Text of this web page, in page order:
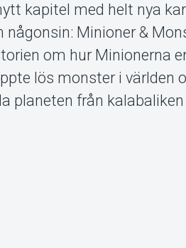
kapitel med helt nya
Minioner &
om hur Minionerna
lös monster i världen
planeten från